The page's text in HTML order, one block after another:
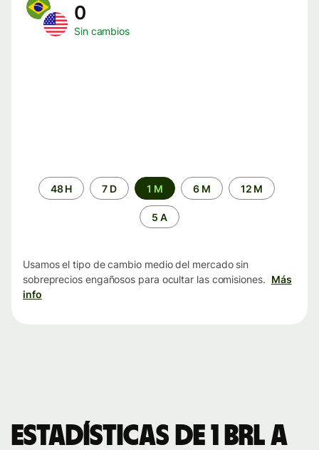
0
Sin cambios
Periodo48 H 7 D 1 M 6 M 12 M
5 A
Usamos el tipo de cambio medio del mercado sin
sobreprecios engañosos para ocultar las comisiones. Más
info
Estadísticas de 1 BRL a